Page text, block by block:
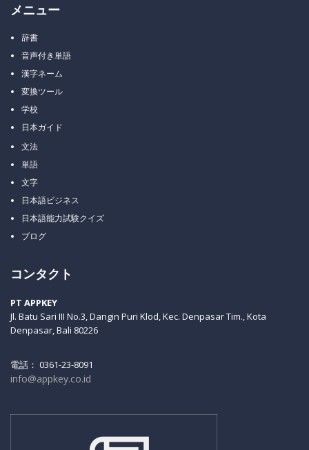
メニュー
辞書
音声付き単語
漢字ネーム
変換ツール
学校
日本ガイド
文法
単語
文字
日本語ビジネス
日本語能力試験クイズ
ブログ
コンタクト
PT APPKEY
Jl. Batu Sari III No.3, Dangin Puri Klod, Kec. Denpasar Tim., Kota
Denpasar, Bali 80226
電話： 0361-23-8091
info@appkey.co.id